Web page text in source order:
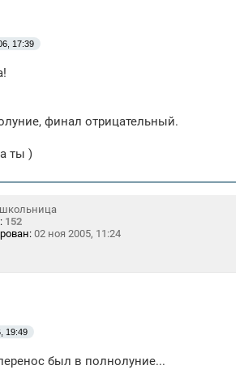
17:39
финал отрицательный.
ты )
152
02 ноя 2005, 11:24
19:49
был в полнолуние...